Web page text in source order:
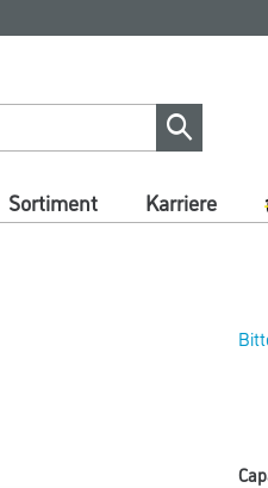
Sortiment Karriere